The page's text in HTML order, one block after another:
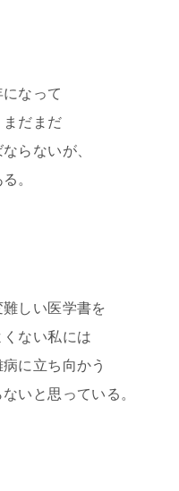
なって
まだまだ
らないが、
。
しい医学書を
ない私には
に立ち向かう
いと思っている。